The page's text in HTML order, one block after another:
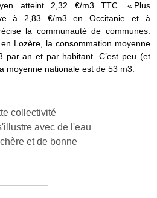
atteint 2,32 €/m3 TTC. « Plus
à 2,83 €/m3 en Occitanie et à
la communauté de communes.
Lozère, la consommation moyenne
par an et par habitant. C’est peu (et
moyenne nationale est de 53 m3.